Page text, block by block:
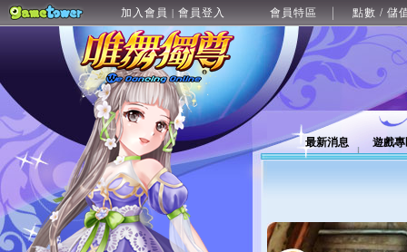
加入會員 | 會員登入 會員特區 點數 / 儲
最新消息 遊戲